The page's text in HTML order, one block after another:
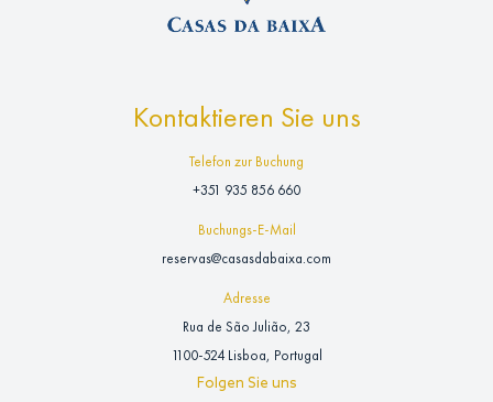
Kontaktieren Sie uns
Telefon zur Buchung
+351 935 856 660
Buchungs-E-Mail
reservas@casasdabaixa.com
Adresse
Rua de São Julião, 23
1100-524 Lisboa, Portugal
Folgen Sie uns